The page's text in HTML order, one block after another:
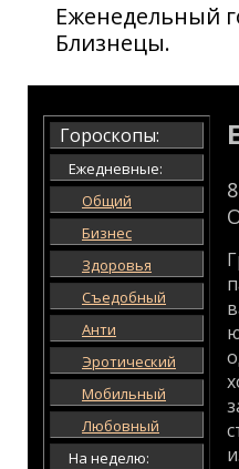
Еженедельный
Близнецы.
Гороскопы:
Ежедневные:
Общий
Бизнес
Здоровья
Съедобный
Анти
Эротический
Мобильный
Любовный
На неделю: